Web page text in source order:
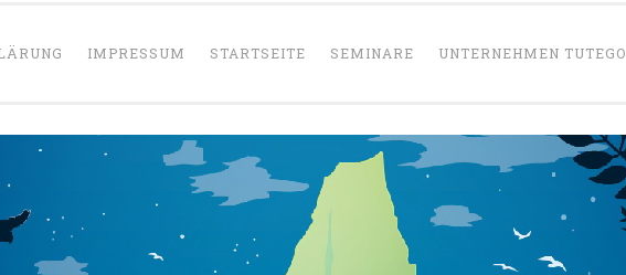
IMPRESSUM STARTSEITE SEMINARE UNTERNEHMEN TUTEGO